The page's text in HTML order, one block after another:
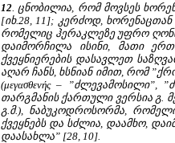
12 ცნობილია, რომ მოვსეს
[იხ.28, 11]; კერძოდ,
რომელიც ჰერაკლეზე უფრო
დაიმორჩილა ისინი, მათი
ქვეყნიერების დასავლეთ
აღარ ჩანს, ხსნიან იმით, რომ
(μεγασθενής –
თარგმანის ქართული ვერსია გ.
გ.მ.), ნაბუკოდროსორმა,
ქვეყნებს და სძლია, დაამხო,
დაასახლა” [28, 10].